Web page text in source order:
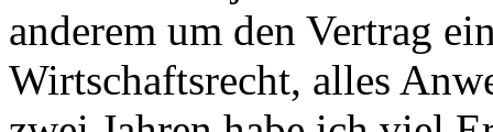
anderem um den Vertrag
Wirtschaftsrecht, alles